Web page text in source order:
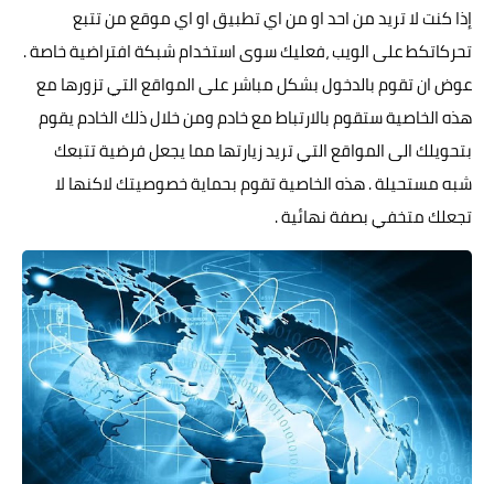
إذا كنت لا تريد من احد او من اي تطبيق او اي موقع من تتبع
تحركاتكط على الويب ،فعليك سوى استخدام شبكة افتراضية خاصة .
عوض ان تقوم بالدخول بشكل مباشر على المواقع التي تزورها مع
هذه الخاصية ستقوم بالارتباط مع خادم ومن خلال ذلك الخادم يقوم
بتحويلك الى المواقع التي تريد زيارتها مما يجعل فرضية تتبعك
شبه مستحيلة . هذه الخاصية تقوم بحماية خصوصيتك لاكنها لا
تجعلك متخفي بصفة نهائية .